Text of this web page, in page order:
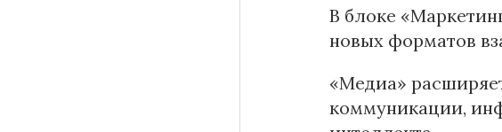
В блоке
новых форматов
«Медиа»
коммуникации,